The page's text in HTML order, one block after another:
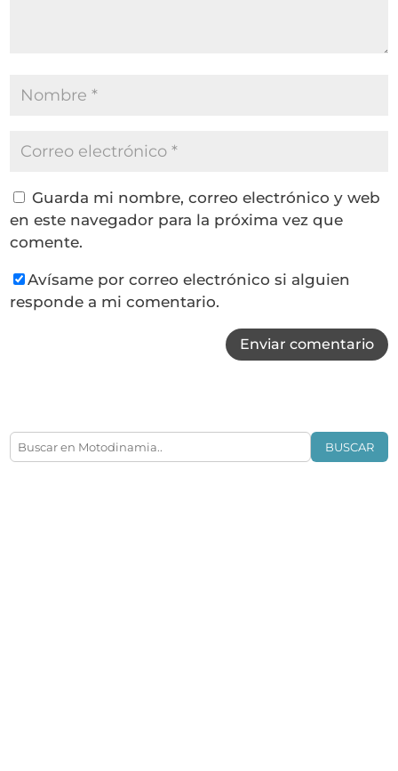
Guarda mi nombre, correo electrónico y web
en este navegador para la próxima vez que
comente.
Avísame por correo electrónico si alguien
responde a mi comentario.
Enviar comentario
BUSCAR